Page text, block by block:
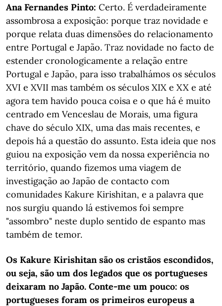
Ana Fernandes Pinto: Certo. É verdadeiramente
assombrosa a exposição: porque traz novidade e
porque relata duas dimensões do relacionamento
entre Portugal e Japão. Traz novidade no facto de
estender cronologicamente a relação entre
Portugal e Japão, para isso trabalhámos os séculos
XVI e XVII mas também os séculos XIX e XX e até
agora tem havido pouca coisa e o que há é muito
centrado em Venceslau de Morais, uma figura
chave do século XIX, uma das mais recentes, e
depois há a questão do assunto. Esta ideia que nos
guiou na exposição vem da nossa experiência no
território, quando fizemos uma viagem de
investigação ao Japão de contacto com
comunidades Kakure Kirishitan, e a palavra que
nos surgiu quando lá estivemos foi sempre
"assombro" neste duplo sentido de espanto mas
também de temor.
Os Kakure Kirishitan são os cristãos escondidos,
ou seja, são um dos legados que os portugueses
deixaram no Japão. Conte-me um pouco: os
portugueses foram os primeiros europeus a